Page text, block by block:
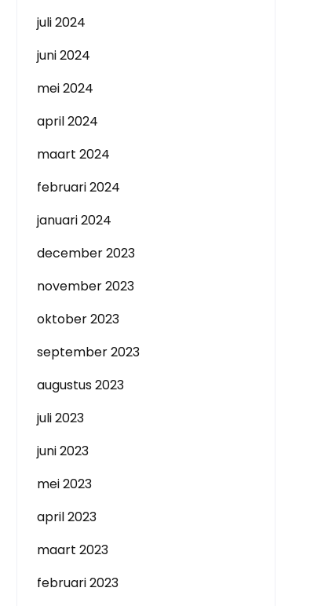
juli 2024
juni 2024
mei 2024
april 2024
maart 2024
februari 2024
januari 2024
december 2023
november 2023
oktober 2023
september 2023
augustus 2023
juli 2023
juni 2023
mei 2023
april 2023
maart 2023
februari 2023